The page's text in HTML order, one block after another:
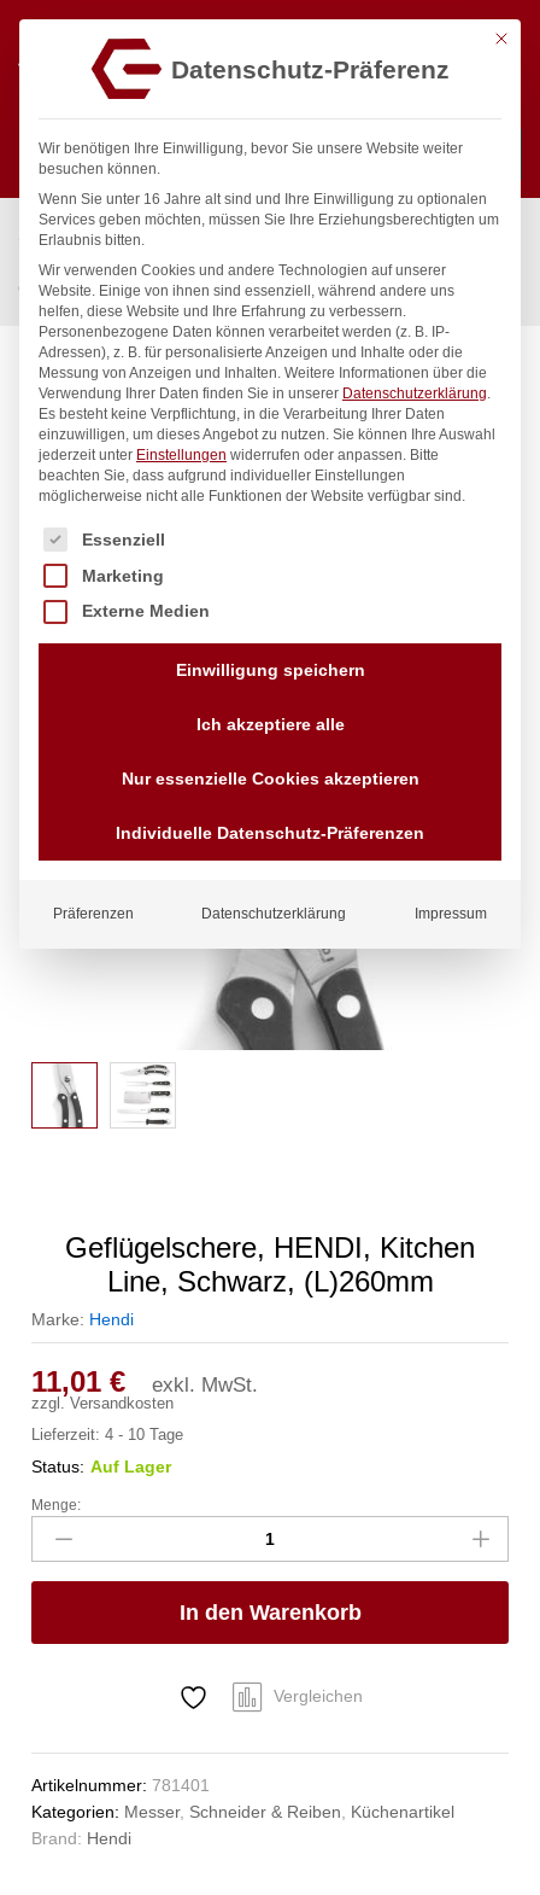
Suchen
Start / Gastronomiebedarf & Gastro Geräte für Profis
Küchenartikel
Messer
Geflügelschere, HENDI, Kitchen Line, Schwarz, (L)260mm
Geflügelschere, HENDI, Kitchen
Line, Schwarz, (L)260mm
Marke: Hendi
11,01€ exkl. MwSt.
zzgl.Versandkosten
Lieferzeit:4 - 10 Tage
Status: Auf Lager
Geflügelschere,
HENDI,
Kitchen
Line,
(L)260mm
Menge:
In den Warenkorb
Vergleichen
Artikelnummer:781401
Kategorien: Messer, Schneider & Reiben
Küchenartikel
Brand: Hendi
Mit
Datenschutz-Präferenz
Wir benötigen Ihre Einwilligung, bevor Sie unsere Website weiter
besuchen können.
Wenn Sie unter 16 Jahre alt sind und Ihre Einwilligung zu optionalen
Services geben möchten, müssen Sie Ihre Erziehungsberechtigten um
Erlaubnis bitten.
Wir verwenden Cookies und andere Technologien auf unserer
Website. Einige von ihnen sind essenziell, während andere uns
helfen, diese Website und Ihre Erfahrung zu verbessern.
Personenbezogene Daten können verarbeitet werden (z. B. IP-
Adressen), z. B. für personalisierte Anzeigen und Inhalte oder die
Messung von Anzeigen und Inhalten. Weitere Informationen über die
Verwendung Ihrer Daten finden Sie in unserer Datenschutzerklärung.
Es besteht keine Verpflichtung, in die Verarbeitung Ihrer Daten
einzuwilligen, um dieses Angebot zu nutzen. Sie können Ihre Auswahl
jederzeit unter Einstellungen widerrufen oder anpassen. Bitte
beachten Sie, dass aufgrund individueller Einstellungen
möglicherweise nicht alle Funktionen der Website verfügbar sind.
Es folgt eine Liste der Service-Gruppen, für die eine
Essenziell
Marketing
Externe Medien
Einwilligung speichern
Ich akzeptiere alle
Nur essenzielle Cookies akzeptieren
Individuelle Datenschutz-Präferenzen
Präferenzen Datenschutzerklärung Impressum